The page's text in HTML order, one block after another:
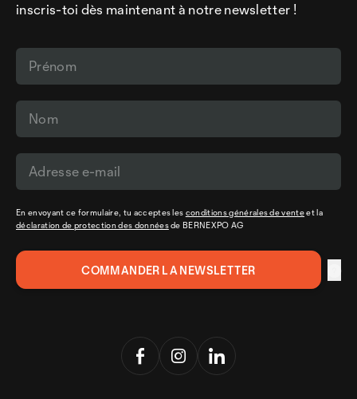
inscris-toi dès maintenant à notre newsletter !
En envoyant ce formulaire, tu acceptes les conditions générales de venteet la
déclaration de protection des donnéesde BERNEXPO AG